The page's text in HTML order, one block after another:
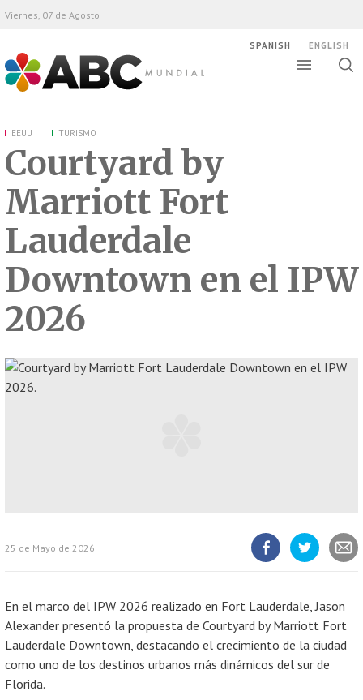
ABC Mundial
Viernes, 07 de Agosto
SPANISH ENGLISH
EEUU TURISMO
Courtyard by
Marriott Fort
Lauderdale
Downtown en el IPW
2026
25 de Mayo de 2026
En el marco del IPW 2026 realizado en Fort Lauderdale, Jason
Alexander presentó la propuesta de Courtyard by Marriott Fort
Lauderdale Downtown, destacando el crecimiento de la ciudad
como uno de los destinos urbanos más dinámicos del sur de
Florida.